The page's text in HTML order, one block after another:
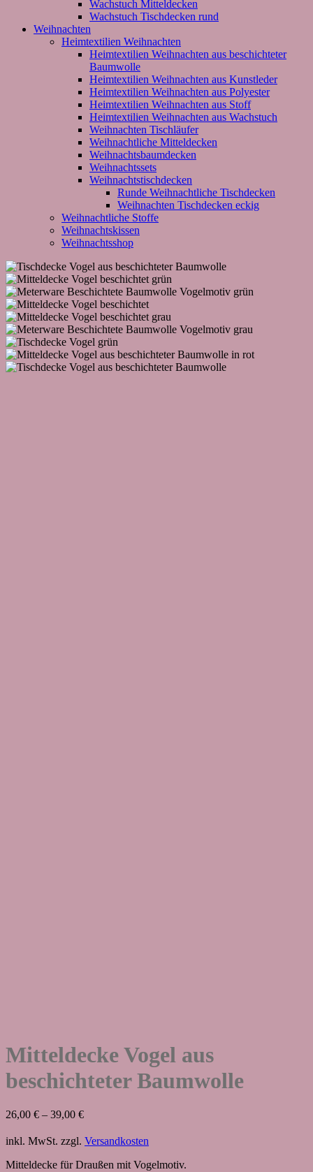
Wachstuch Mitteldecken
Wachstuch Tischdecken rund
Weihnachten
Heimtextilien Weihnachten
Heimtextilien Weihnachten aus beschichteter
Baumwolle
Heimtextilien Weihnachten aus Kunstleder
Heimtextilien Weihnachten aus Polyester
Heimtextilien Weihnachten aus Stoff
Heimtextilien Weihnachten aus Wachstuch
Weihnachten Tischläufer
Weihnachtliche Mitteldecken
Weihnachtsbaumdecken
Weihnachtssets
Weihnachtstischdecken
Runde Weihnachtliche Tischdecken
Weihnachten Tischdecken eckig
Weihnachtliche Stoffe
Weihnachtskissen
Weihnachtsshop
Mitteldecke Vogel aus
beschichteter Baumwolle
26,00 € – 39,00 €
inkl. MwSt. zzgl. Versandkosten
Mitteldecke für Draußen mit Vogelmotiv.